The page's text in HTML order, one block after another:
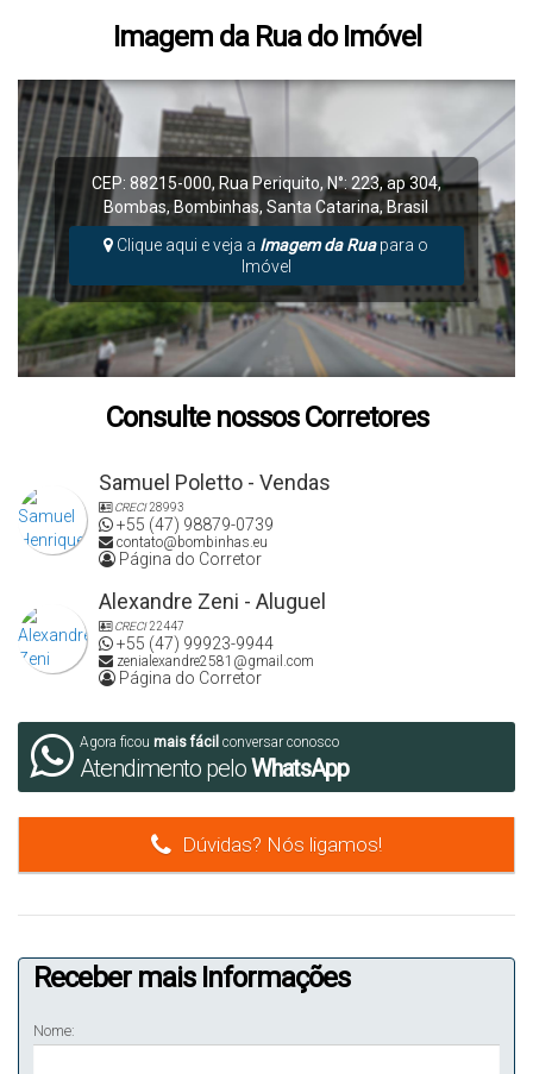
Imagem da Rua do Imóvel
CEP: 88215-000, Rua Periquito,N°:223,ap 304,
Bombas,Bombinhas,Santa Catarina, Brasil
Clique aqui e veja a Imagem da Ruapara o
Imóvel
Consulte nossos Corretores
Samuel Poletto - Vendas
CRECI28993
+55 (47) 98879-0739
contato@bombinhas.eu
Página do Corretor
Alexandre Zeni - Aluguel
CRECI22447
+55 (47) 99923-9944
zenialexandre2581@gmail.com
Página do Corretor
Agora ficou mais fácil conversar conosco
Atendimento peloWhatsApp
Dúvidas? Nós ligamos!
Receber mais Informações
Nome: